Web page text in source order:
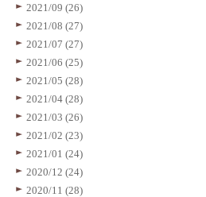
2021/09 (26)
2021/08 (27)
2021/07 (27)
2021/06 (25)
2021/05 (28)
2021/04 (28)
2021/03 (26)
2021/02 (23)
2021/01 (24)
2020/12 (24)
2020/11 (28)